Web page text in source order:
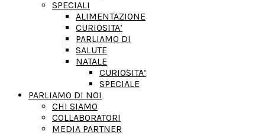
SPECIALI
ALIMENTAZIONE
CURIOSITA’
PARLIAMO DI
SALUTE
NATALE
CURIOSITA’
SPECIALE
PARLIAMO DI NOI
CHI SIAMO
COLLABORATORI
MEDIA PARTNER